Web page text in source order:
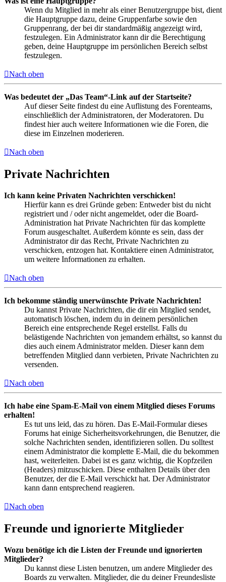
Wenn du Mitglied in mehr als einer Benutzergruppe bist, dient
die Hauptgruppe dazu, deine Gruppenfarbe sowie den
Gruppenrang, der bei dir standardmäßig angezeigt wird,
festzulegen. Ein Administrator kann dir die Berechtigung
geben, deine Hauptgruppe im persönlichen Bereich selbst
festzulegen.
Nach oben
Was bedeutet der „Das Team“-Link auf der Startseite?
Auf dieser Seite findest du eine Auflistung des Forenteams,
einschließlich der Administratoren, der Moderatoren. Du
findest hier auch weitere Informationen wie die Foren, die
diese im Einzelnen moderieren.
Nach oben
Private Nachrichten
Ich kann keine Privaten Nachrichten verschicken!
Hierfür kann es drei Gründe geben: Entweder bist du nicht
registriert und / oder nicht angemeldet, oder die Board-
Administration hat Private Nachrichten für das komplette
Forum ausgeschaltet. Außerdem könnte es sein, dass der
Administrator dir das Recht, Private Nachrichten zu
verschicken, entzogen hat. Kontaktiere einen Administrator,
um weitere Informationen zu erhalten.
Nach oben
Ich bekomme ständig unerwünschte Private Nachrichten!
Du kannst Private Nachrichten, die dir ein Mitglied sendet,
automatisch löschen, indem du in deinem persönlichen
Bereich eine entsprechende Regel erstellst. Falls du
belästigende Nachrichten von jemandem erhältst, so kannst du
dies auch einem Administrator melden. Dieser kann dem
betreffenden Mitglied dann verbieten, Private Nachrichten zu
versenden.
Nach oben
Ich habe eine Spam-E-Mail von einem Mitglied dieses Forums
erhalten!
Es tut uns leid, das zu hören. Das E-Mail-Formular dieses
Forums hat einige Sicherheitsvorkehrungen, die Benutzer, die
solche Nachrichten senden, identifizieren sollen. Du solltest
einem Administrator die komplette E-Mail, die du bekommen
hast, weiterleiten. Dabei ist es ganz wichtig, die Kopfzeilen
(Headers) mitzuschicken. Diese enthalten Details über den
Benutzer, der die E-Mail verschickt hat. Der Administrator
kann dann entsprechend reagieren.
Nach oben
Freunde und ignorierte Mitglieder
Wozu benötige ich die Listen der Freunde und ignorierten
Mitglieder?
Du kannst diese Listen benutzen, um andere Mitglieder des
Boards zu verwalten. Mitglieder, die du deiner Freundesliste